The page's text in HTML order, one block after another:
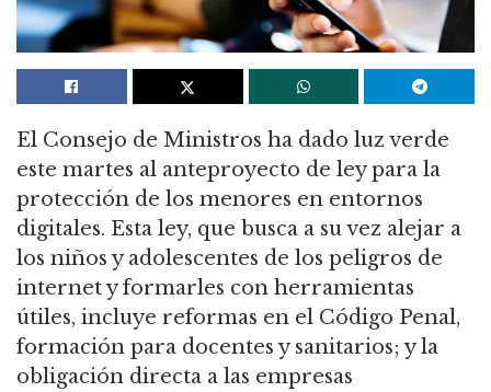
El Consejo de Ministros ha dado luz verde
este martes al anteproyecto de ley para la
protección de los menores en entornos
digitales. Esta ley, que busca a su vez alejar a
los niños y adolescentes de los peligros de
internet y formarles con herramientas
útiles, incluye reformas en el Código Penal,
formación para docentes y sanitarios; y la
obligación directa a las empresas